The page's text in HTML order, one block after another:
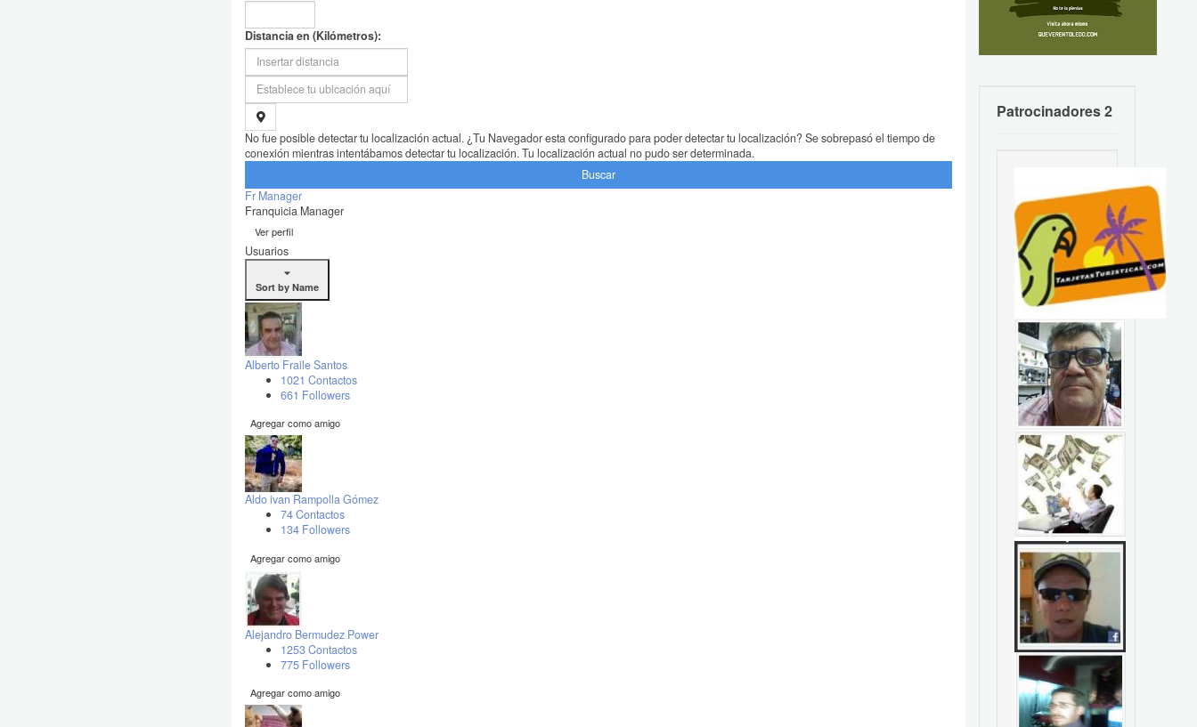
Distancia en (Kilómetros):
No fue posible detectar tu localización actual. ¿Tu Navegador esta configurado para poder detectar tu localización?Se sobrepasó el tiempo de
conexión mientras intentábamos detectar tu localización. Tu localización actual no pudo ser determinada.
Buscar
Fr Manager
Franquicia Manager
Ver perfil
Usuarios
Sort by Name
Alberto Fraile Santos
1021 Contactos
661 Followers
Agregar como amigo
Aldo ivan Rampolla Gómez
74 Contactos
134 Followers
Agregar como amigo
Alejandro Bermudez Power
1253 Contactos
775 Followers
Agregar como amigo
Patrocinadores 2